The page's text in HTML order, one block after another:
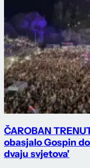
ČAROBAN
obasjalo Gospin
dvaju svjetova'